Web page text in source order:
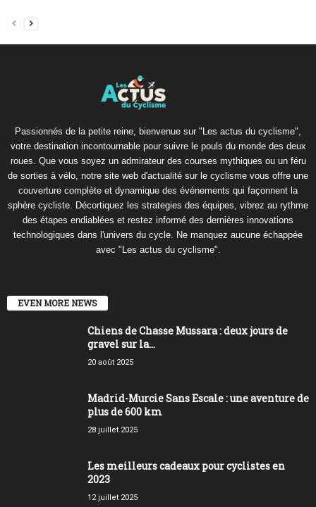
Passionnés de la petite reine, bienvenue sur "Les actus du cyclisme",
votre destination incontournable pour suivre le pouls du monde des deux
roues. Que vous soyez un admirateur des courses mythiques ou un féru
de sorties à vélo, notre site web d'actualité sur le cyclisme vous offre une
couverture complète et dynamique des événements qui façonnent la
sphère cycliste. Décortiquez les strategies des équipes, vibrez au rythme
des étapes endiablées et restez informé des dernières innovations
technologiques dans l'univers du cycle. Ne manquez aucune échappée
avec "Les actus du cyclisme".
EVEN MORE NEWS
Chiens de Chasse Mussara : deux jours de
gravel sur la...
20 août 2025
Madrid-Murcie Sans Escale : une aventure de
plus de 600 km
28 juillet 2025
Les meilleurs cadeaux pour cyclistes en
2023
12 juillet 2025